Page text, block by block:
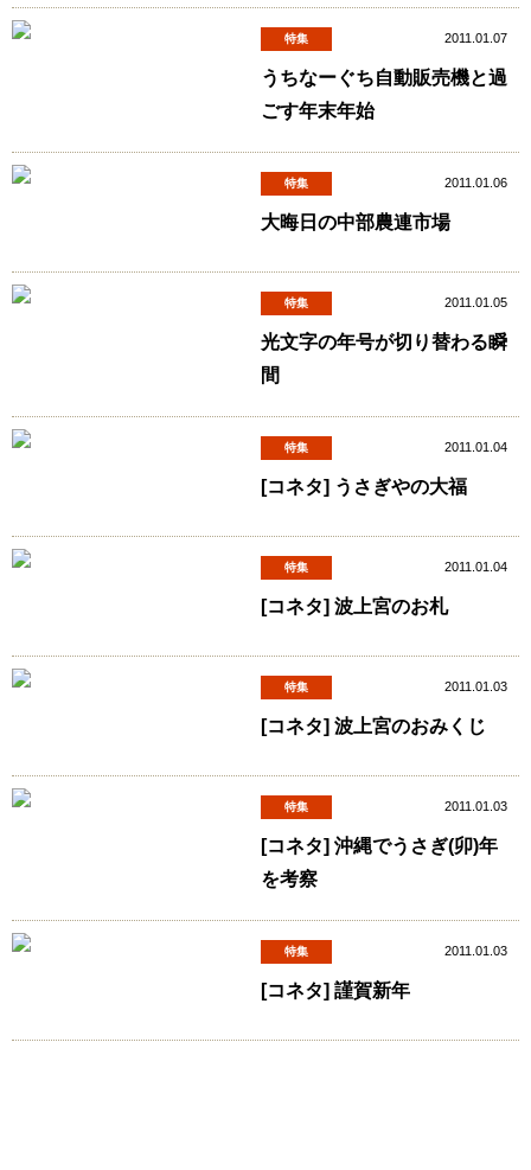
特集 2011.01.07
うちなーぐち自動販売機と過
ごす年末年始
特集 2011.01.06
大晦日の中部農連市場
特集 2011.01.05
光文字の年号が切り替わる瞬
間
特集 2011.01.04
[コネタ] うさぎやの大福
特集 2011.01.04
[コネタ] 波上宮のお札
特集 2011.01.03
[コネタ] 波上宮のおみくじ
特集 2011.01.03
[コネタ] 沖縄でうさぎ(卯)年
を考察
特集 2011.01.03
[コネタ] 謹賀新年